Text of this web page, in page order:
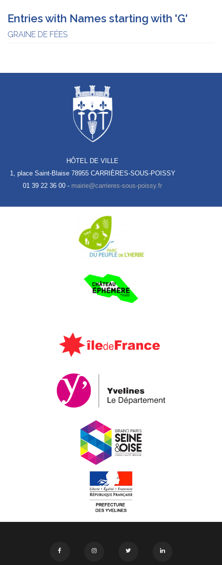
Entries with Names starting with 'G'
GRAINE DE FÉES
HÔTEL DE VILLE
1, place Saint-Blaise 78955 CARRIÈRES-SOUS-POISSY
01 39 22 36 00 -